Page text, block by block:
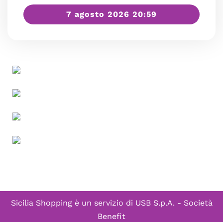
7 agosto 2026 20:59
Sicilia Shopping è un servizio di USB S.p.A. - Società
Benefit